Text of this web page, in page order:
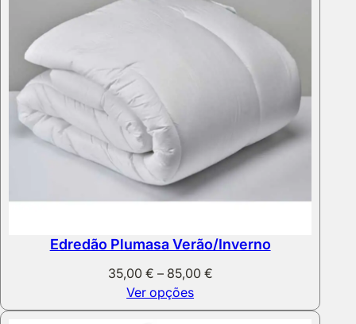
Edredão Plumasa Verão/Inverno
35,00 € – 85,00 €Price
35,00 €
Ver opções